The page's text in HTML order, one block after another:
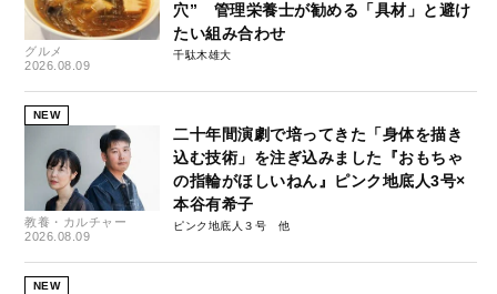
グルメ
2026.08.09
穴” 管理栄養士が勧める「具材」と避け
たい組み合わせ
千駄木雄大
NEW
教養・カルチャー
2026.08.09
二十年間演劇で培ってきた「身体を描き
込む技術」を注ぎ込みました『おもちゃ
の指輪がほしいねん』ピンク地底人3号×
本谷有希子
ピンク地底人３号
NEW